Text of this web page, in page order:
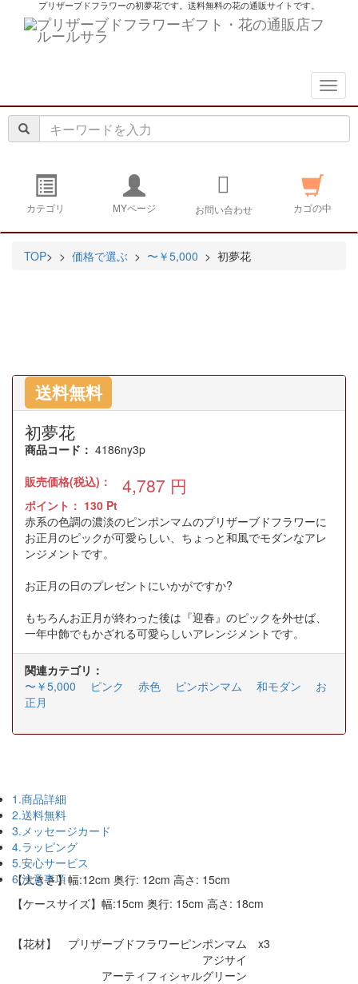
プリザーブドフラワーの初夢花です。送料無料の花の通販サイトです。
カテゴリ MYページ お問い合わせ カゴの中
TOP> > 価格で選ぶ > 〜￥5,000 > 初夢花
送料無料
初夢花
商品コード： 4186ny3p
販売価格(税込)： 4,787 円
ポイント： 130 Pt
赤系の色調の濃淡のピンポンマムのプリザーブドフラワーに
お正月のピックが可愛らしい、ちょっと和風でモダンなアレ
ンジメントです。
お正月の日のプレゼントにいかがですか?
もちろんお正月が終わった後は『迎春』のピックを外せば、
一年中飾でもかざれる可愛らしいアレンジメントです。
関連カテゴリ：
〜￥5,000
ピンク 赤色 ピンポンマム 和モダン
お
正月
1.商品詳細
2.送料無料
3.メッセージカード
4.ラッピング
5.安心サービス
6.注意事項
【大きさ】幅:12cm 奥行: 12cm 高さ: 15cm
【ケースサイズ】幅:15cm 奥行: 15cm 高さ: 18cm
【花材】 プリザーブドフラワーピンポンマム x3
アジサイ
アーティフィシャルグリーン